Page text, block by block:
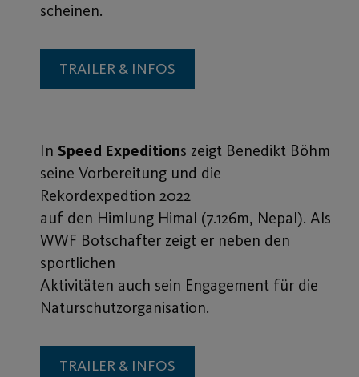
scheinen.
TRAILER & INFOS
In Speed Expeditions zeigt Benedikt Böhm
seine Vorbereitung und die
Rekordexpedtion 2022
auf den Himlung Himal (7.126m, Nepal). Als
WWF Botschafter zeigt er neben den
sportlichen
Aktivitäten auch sein Engagement für die
Naturschutzorganisation.
TRAILER & INFOS